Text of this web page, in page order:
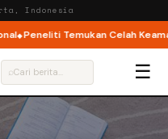
Indonesia
Peneliti Temukan Celah
⌕ ☰